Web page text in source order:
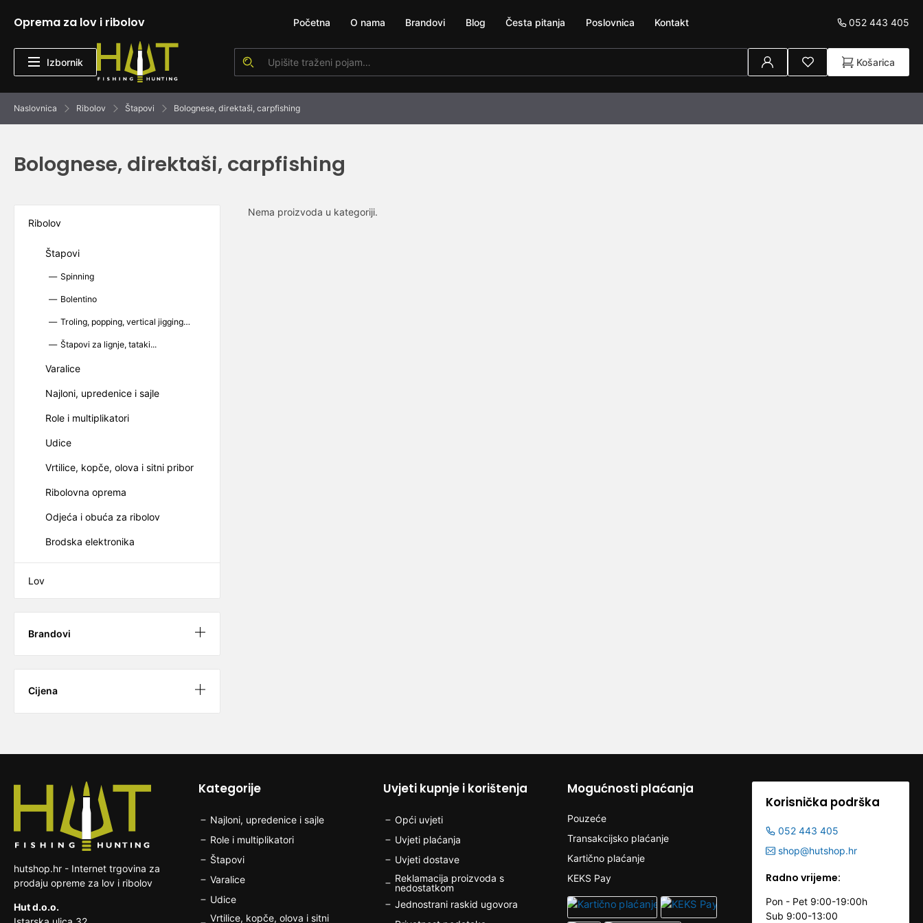
Oprema za lov i ribolov Početna O nama Brandovi Blog Česta pitanja Poslovnica Kontakt 052 443 405
Izbornik Košarica
Naslovnica Ribolov Štapovi Bolognese, direktaši, carpfishing
Bolognese, direktaši, carpfishing
Ribolov
Štapovi
Spinning
Bolentino
Troling, popping, vertical jigging…
Štapovi za lignje, tataki...
Varalice
Najloni, upredenice i sajle
Role i multiplikatori
Udice
Vrtilice, kopče, olova i sitni pribor
Ribolovna oprema
Odjeća i obuća za ribolov
Brodska elektronika
Lov
Brandovi
Cijena
Nema proizvoda u kategoriji.
hutshop.hr - Internet trgovina za
prodaju opreme za lov i ribolov
Hut d.o.o.
Kategorije
Najloni, upredenice i sajle
Role i multiplikatori
Štapovi
Varalice
Udice
Vrtilice, kopče, olova i sitni
Uvjeti kupnje i korištenja
Opći uvjeti
Uvjeti plaćanja
Uvjeti dostave
Reklamacija proizvoda s
nedostatkom
Jednostrani raskid ugovora
Mogućnosti plaćanja
Pouzeće
Transakcijsko plaćanje
Kartično plaćanje
KEKS Pay
Korisnička podrška
052 443 405
shop@hutshop.hr
Radno vrijeme:
Pon - Pet 9:00-19:00h
Sub 9:00-13:00